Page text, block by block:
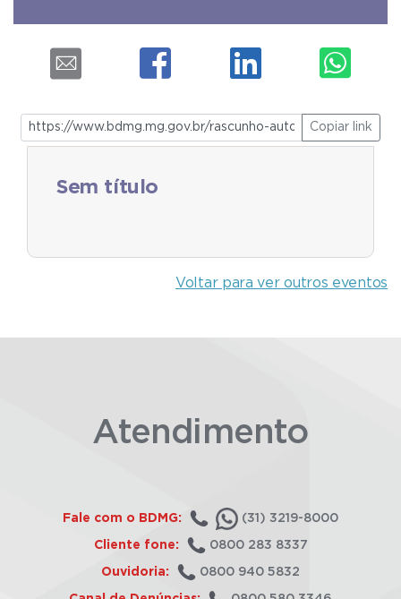
Copiar link
Sem título
Voltar para ver outros eventos
Atendimento
Fale com o BDMG: (31) 3219-8000
Cliente fone: 0800 283 8337
Ouvidoria: 0800 940 5832